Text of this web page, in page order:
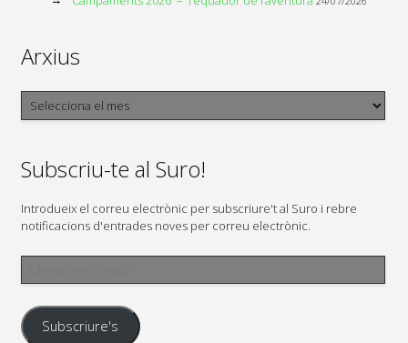
Arxius
Arxius
Subscriu-te al Suro!
Introdueix el correu electrònic per subscriure't al Suro i rebre
notificacions d'entrades noves per correu electrònic.
Adreça
Subscriure's